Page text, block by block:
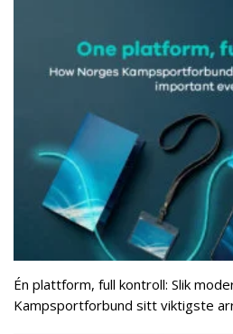
Én plattform, full kontroll: Slik
Kampsportforbund sitt viktigste